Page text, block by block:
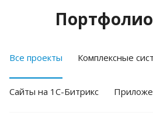
Все проекты Комплексные
Cайты на 1С-Битрикс